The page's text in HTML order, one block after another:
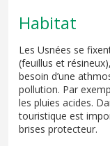
Habitat
Les Usnées se
(feuillus et
besoin d’une
pollution. Par
les pluies acides.
touristique est
brises protecteur.